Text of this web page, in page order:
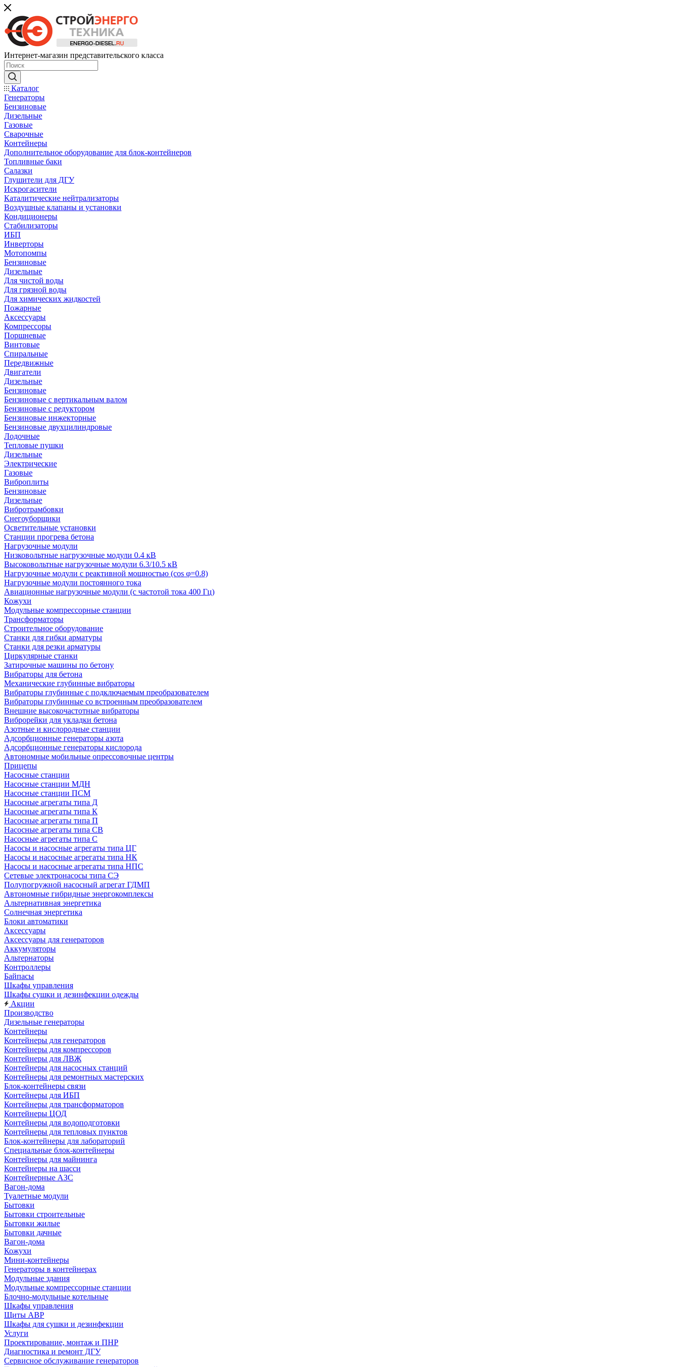
Интернет-магазин представительского класса
Каталог
Генераторы
Бензиновые
Дизельные
Газовые
Сварочные
Контейнеры
Дополнительное оборудование для блок-контейнеров
Топливные баки
Салазки
Глушители для ДГУ
Искрогасители
Каталитические нейтрализаторы
Воздушные клапаны и установки
Кондиционеры
Стабилизаторы
ИБП
Инверторы
Мотопомпы
Бензиновые
Дизельные
Для чистой воды
Для грязной воды
Для химических жидкостей
Пожарные
Аксессуары
Компрессоры
Поршневые
Винтовые
Спиральные
Передвижные
Двигатели
Дизельные
Бензиновые
Бензиновые с вертикальным валом
Бензиновые с редуктором
Бензиновые инжекторные
Бензиновые двухцилиндровые
Лодочные
Тепловые пушки
Дизельные
Электрические
Газовые
Виброплиты
Бензиновые
Дизельные
Вибротрамбовки
Снегоуборщики
Осветительные установки
Станции прогрева бетона
Нагрузочные модули
Низковольтные нагрузочные модули 0.4 кВ
Высоковольтные нагрузочные модули 6.3/10.5 кВ
Нагрузочные модули с реактивной мощностью (cos φ=0.8)
Нагрузочные модули постоянного тока
Авиационные нагрузочные модули (с частотой тока 400 Гц)
Кожухи
Модульные компрессорные станции
Трансформаторы
Строительное оборудование
Станки для гибки арматуры
Станки для резки арматуры
Циркулярные станки
Затирочные машины по бетону
Вибраторы для бетона
Механические глубинные вибраторы
Вибраторы глубинные с подключаемым преобразователем
Вибраторы глубинные со встроенным преобразователем
Внешние высокочастотные вибраторы
Виброрейки для укладки бетона
Азотные и кислородные станции
Адсорбционные генераторы азота
Адсорбционные генераторы кислорода
Автономные мобильные опрессовочные центры
Прицепы
Насосные станции
Насосные станции МДН
Насосные станции ПСМ
Насосные агрегаты типа Д
Насосные агрегаты типа К
Насосные агрегаты типа П
Насосные агрегаты типа СВ
Насосные агрегаты типа С
Насосы и насосные агрегаты типа ЦГ
Насосы и насосные агрегаты типа НК
Насосы и насосные агрегаты типа НПС
Сетевые электронасосы типа СЭ
Полупогружной насосный агрегат ГДМП
Автономные гибридные энергокомплексы
Альтернативная энергетика
Солнечная энергетика
Блоки автоматики
Аксессуары
Аксессуары для генераторов
Аккумуляторы
Альтернаторы
Контроллеры
Байпасы
Шкафы управления
Шкафы сушки и дезинфекции одежды
Акции
Производство
Дизельные генераторы
Контейнеры
Контейнеры для генераторов
Контейнеры для компрессоров
Контейнеры для ЛВЖ
Контейнеры для насосных станций
Контейнеры для ремонтных мастерских
Блок-контейнеры связи
Контейнеры для ИБП
Контейнеры для трансформаторов
Контейнеры ЦОД
Контейнеры для водоподготовки
Контейнеры для тепловых пунктов
Блок-контейнеры для лабораторий
Специальные блок-контейнеры
Контейнеры для майнинга
Контейнеры на шасси
Контейнерные АЗС
Вагон-дома
Туалетные модули
Бытовки
Бытовки строительные
Бытовки жилые
Бытовки дачные
Вагон-дома
Кожухи
Мини-контейнеры
Генераторы в контейнерах
Модульные здания
Модульные компрессорные станции
Блочно-модульные котельные
Шкафы управления
Щиты АВР
Шкафы для сушки и дезинфекции
Услуги
Проектирование, монтаж и ПНР
Диагностика и ремонт ДГУ
Сервисное обслуживание генераторов